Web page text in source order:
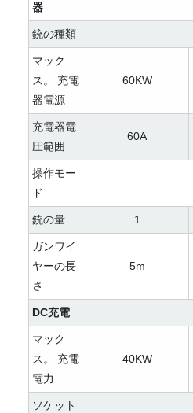
器
銃の種類
マック
ス。 充電
器電源
60KW
充電器電
圧範囲
60A
操作モー
ド
銃の量 1
ガンワイ
ヤーの長
さ
5m
DC充電
マック
ス。 充電
電力
40KW
ソケット